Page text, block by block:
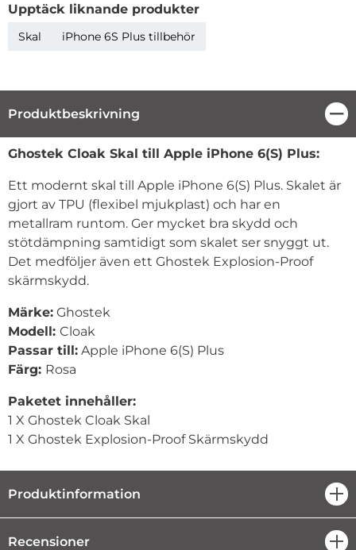
Upptäck liknande produkter
Skal iPhone 6S Plus tillbehör
Produktbeskrivning
Produktbeskrivning
Ghostek Cloak Skal till Apple iPhone 6(S) Plus:
Ett modernt skal till Apple iPhone 6(S) Plus. Skalet är
gjort av TPU (flexibel mjukplast) och har en
metallram runtom. Ger mycket bra skydd och
stötdämpning samtidigt som skalet ser snyggt ut.
Det medföljer även ett Ghostek Explosion-Proof
skärmskydd.
Märke: Ghostek
Modell: Cloak
Passar till: Apple iPhone 6(S) Plus
Färg: Rosa
Paketet innehåller:
1 X Ghostek Cloak Skal
1 X Ghostek Explosion-Proof Skärmskydd
Produktinformation
Recensioner